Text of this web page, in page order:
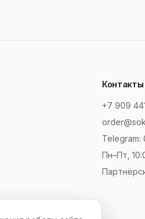
Контакты
+7 909
Telegram:
Пн–Пт,